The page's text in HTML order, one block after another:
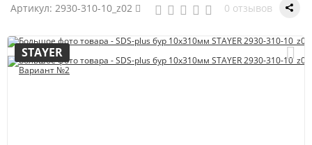
Артикул: 2930-310-10_z02 0 отзывов
STAYER